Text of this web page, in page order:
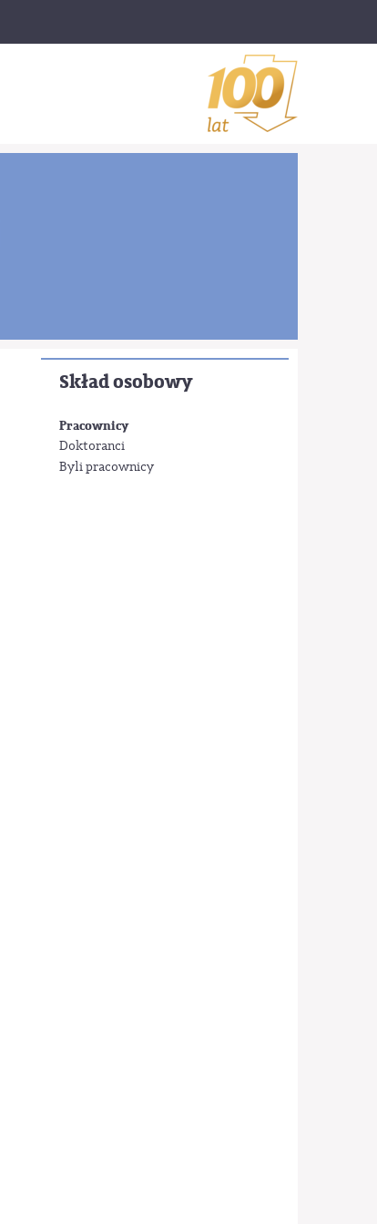
Skład osobowy
Pracownicy
Doktoranci
Byli pracownicy